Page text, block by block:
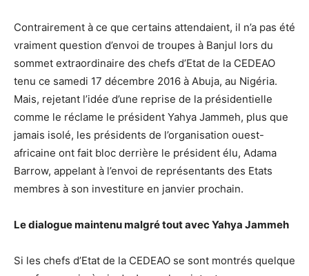
Contrairement à ce que certains attendaient, il n’a pas été
vraiment question d’envoi de troupes à Banjul lors du
sommet extraordinaire des chefs d’Etat de la CEDEAO
tenu ce samedi 17 décembre 2016 à Abuja, au Nigéria.
Mais, rejetant l’idée d’une reprise de la présidentielle
comme le réclame le président Yahya Jammeh, plus que
jamais isolé, les présidents de l’organisation ouest-
africaine ont fait bloc derrière le président élu, Adama
Barrow, appelant à l’envoi de représentants des Etats
membres à son investiture en janvier prochain.
Le dialogue maintenu malgré tout avec Yahya Jammeh
Si les chefs d’Etat de la CEDEAO se sont montrés quelque